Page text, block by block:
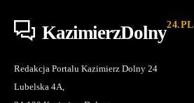
KazimierzDolny24.PL
Redakcja Portalu Kazimierz Dolny 24
Lubelska 4A,